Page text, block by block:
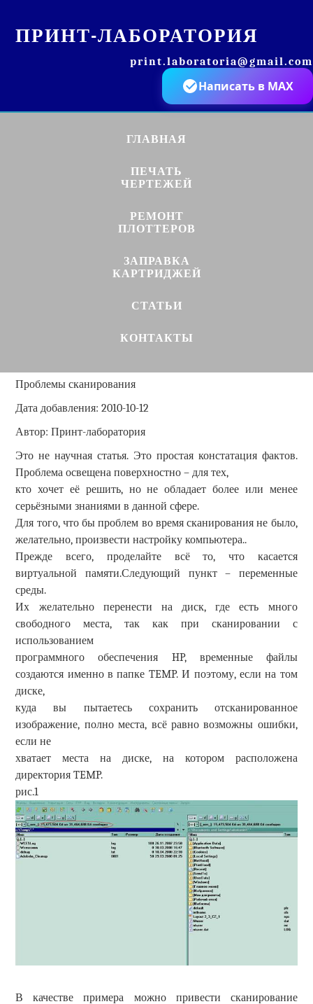
ПРИНТ-ЛАБОРАТОРИЯ
print.laboratoria@gmail.com
Написать в MAX
ГЛАВНАЯ
ПЕЧАТЬ
ЧЕРТЕЖЕЙ
РЕМОНТ
ПЛОТТЕРОВ
ЗАПРАВКА
КАРТРИДЖЕЙ
СТАТЬИ
КОНТАКТЫ
Проблемы сканирования
Дата добавления: 2010-10-12
Автор: Принт-лаборатория
Это не научная статья. Это простая констатация фактов.
Проблема освещена поверхностно – для тех,
кто хочет её решить, но не обладает более или менее
серьёзными знаниями в данной сфере.
Для того, что бы проблем во время сканирования не было,
желательно, произвести настройку компьютера..
Прежде всего, проделайте всё то, что касается
виртуальной памяти.Следующий пункт – переменные
среды.
Их желательно перенести на диск, где есть много
свободного места, так как при сканировании с
использованием
программного обеспечения HP, временные файлы
создаются именно в папке TEMP. И поэтому, если на том
диске,
куда вы пытаетесь сохранить отсканированное
изображение, полно места, всё равно возможны ошибки,
если не
хватает места на диске, на котором расположена
директория TEMP.
рис.1
В качестве примера можно привести сканирование